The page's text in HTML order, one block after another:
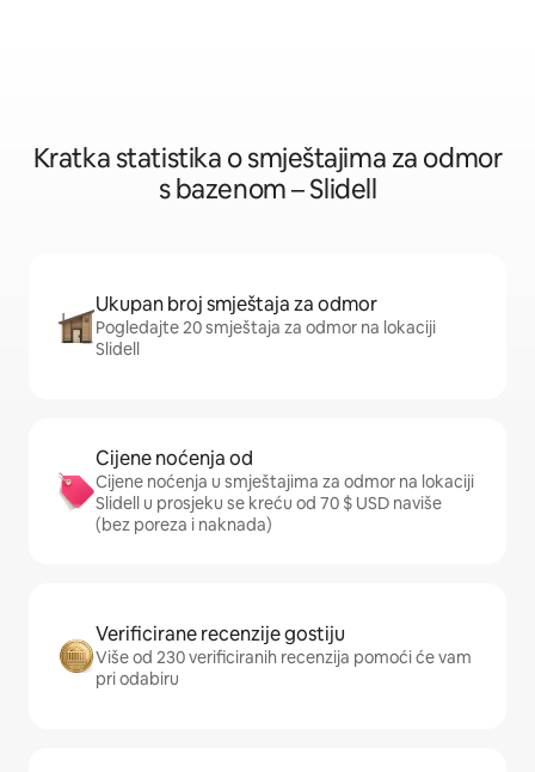
Kratka statistika o smještajima za odmor
s bazenom – Slidell
Ukupan broj smještaja za odmor
Pogledajte 20 smještaja za odmor na lokaciji
Slidell
Cijene noćenja od
Cijene noćenja u smještajima za odmor na lokaciji
Slidell u prosjeku se kreću od 70 $ USD naviše
(bez poreza i naknada)
Verificirane recenzije gostiju
Više od 230 verificiranih recenzija pomoći će vam
pri odabiru